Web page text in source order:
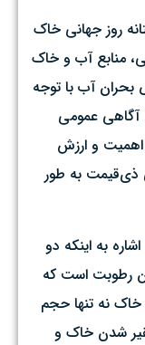
روز جهانی خاک
منابع آب و خاک
آب با توجه
آگاهی عمومی
اهمیت و ارزش
ذی‌قیمت به طور
به اینکه دو
رطوبت است که
خاک نه تنها حجم
شدن خاک و